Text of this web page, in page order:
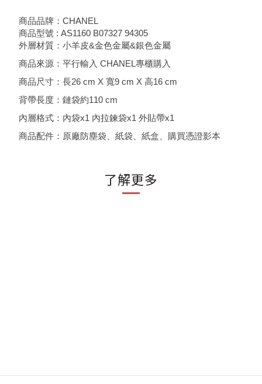
商品品牌：CHANEL
商品型號 : AS1160 B07327 94305
外層材質：小羊皮&金色金屬&銀色金屬
商品來源：平行輸入 CHANEL專櫃購入
商品尺寸：長26 cm X 寬9 cm X 高16 cm
背帶長度：鏈袋約110 cm
內層格式：內袋x1 內拉鍊袋x1 外貼帶x1
商品配件：原廠防塵袋、紙袋、紙盒、購買憑證影本
了解更多